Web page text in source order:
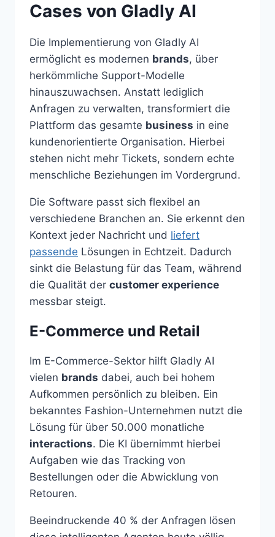
Cases von Gladly AI
Die Implementierung von Gladly AI
ermöglicht es modernen brands, über
herkömmliche Support-Modelle
hinauszuwachsen. Anstatt lediglich
Anfragen zu verwalten, transformiert die
Plattform das gesamte business in eine
kundenorientierte Organisation. Hierbei
stehen nicht mehr Tickets, sondern echte
menschliche Beziehungen im Vordergrund.
Die Software passt sich flexibel an
verschiedene Branchen an. Sie erkennt den
Kontext jeder Nachricht und liefert
passende Lösungen in Echtzeit. Dadurch
sinkt die Belastung für das Team, während
die Qualität der customer experience
messbar steigt.
E-Commerce und Retail
Im E-Commerce-Sektor hilft Gladly AI
vielen brands dabei, auch bei hohem
Aufkommen persönlich zu bleiben. Ein
bekanntes Fashion-Unternehmen nutzt die
Lösung für über 50.000 monatliche
interactions. Die KI übernimmt hierbei
Aufgaben wie das Tracking von
Bestellungen oder die Abwicklung von
Retouren.
Beeindruckende 40 % der Anfragen lösen